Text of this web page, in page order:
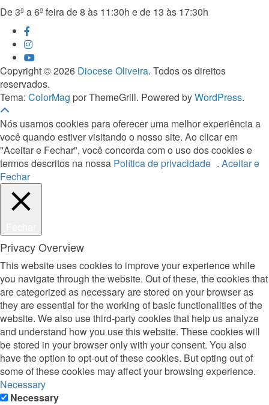
De 3ª a 6ª feira de 8 às 11:30h e de 13 às 17:30h
Copyright © 2026 Diocese Oliveira. Todos os direitos
reservados.
Tema: ColorMag por ThemeGrill. Powered byWordPress.
Nós usamos cookies para oferecer uma melhor experiência a
você quando estiver visitando o nosso site. Ao clicar em
"Aceitar e Fechar", você concorda com o uso dos cookies e
termos descritos na nossa Política de privacidade . Aceitar e
Fechar
Privacy Overview
This website uses cookies to improve your experience while
you navigate through the website. Out of these, the cookies that
are categorized as necessary are stored on your browser as
they are essential for the working of basic functionalities of the
website. We also use third-party cookies that help us analyze
and understand how you use this website. These cookies will
be stored in your browser only with your consent. You also
have the option to opt-out of these cookies. But opting out of
some of these cookies may affect your browsing experience.
Necessary
Necessary